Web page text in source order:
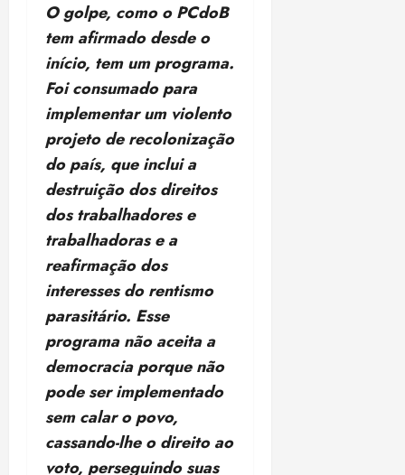
O golpe, como o PCdoB
tem afirmado desde o
início, tem um programa.
Foi consumado para
implementar um violento
projeto de recolonização
do país, que inclui a
destruição dos direitos
dos trabalhadores e
trabalhadoras e a
reafirmação dos
interesses do rentismo
parasitário. Esse
programa não aceita a
democracia porque não
pode ser implementado
sem calar o povo,
cassando-lhe o direito ao
voto, perseguindo suas